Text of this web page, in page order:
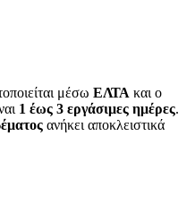
μέσω ΕΛΤΑ και ο
1 έως 3 εργάσιμες ημέρες.
ανήκει αποκλειστικά